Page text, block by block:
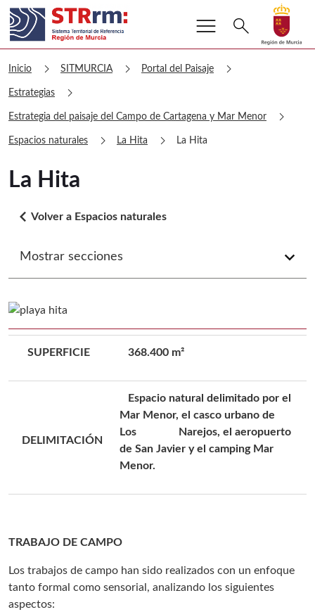
sitmurcia La Hita
Volver a
Ir a
menu Buscar
search
Inicio chevron_right SITMURCIA chevron_right Portal del Paisaje chevron_right
Estrategias chevron_right
Estrategia del paisaje del Campo de Cartagena y Mar Menor chevron_right
Espacios naturales chevron_right La Hita chevron_right La Hita
La Hita
arrow_back_ios Volver a Espacios naturales
Mostrar secciones arrow_forward_ios
SUPERFICIE 368.400 m²
DELIMITACIÓN
Espacio natural delimitado por el
Mar Menor, el casco urbano de
Los Narejos, el aeropuerto
de San Javier y el camping Mar
Menor.
TRABAJO DE CAMPO
Los trabajos de campo han sido realizados con un enfoque
tanto formal como sensorial, analizando los siguientes
aspectos: